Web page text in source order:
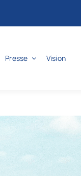
Presse Vision